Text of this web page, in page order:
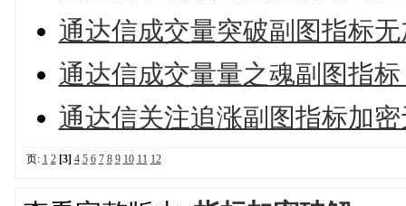
通达信成交量突破副图指标
通达信成交量量之魂副图指
通达信关注追涨副图指标加
页: 1 2 [3] 4 5 6 7 8 9 10 11 12